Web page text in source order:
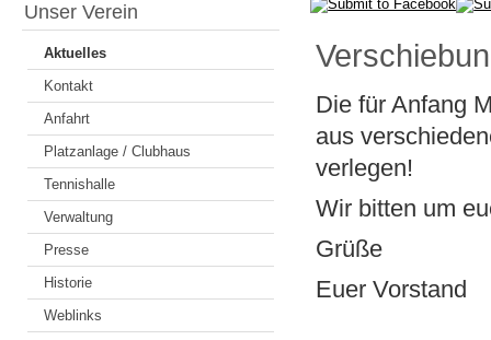
Unser Verein
Aktuelles
Kontakt
Anfahrt
Platzanlage / Clubhaus
Tennishalle
Verwaltung
Presse
Historie
Weblinks
Die für Anfang
aus
verlegen!
Wir bitten um
Grüße
Euer Vorstand